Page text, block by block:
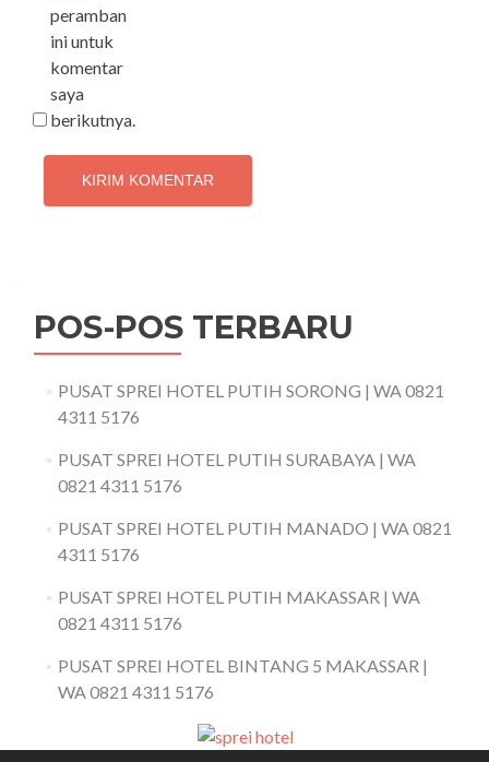
peramban
ini untuk
komentar
saya
berikutnya.
POS-POS TERBARU
PUSAT SPREI HOTEL PUTIH SORONG | WA 0821
4311 5176
PUSAT SPREI HOTEL PUTIH SURABAYA | WA
0821 4311 5176
PUSAT SPREI HOTEL PUTIH MANADO | WA 0821
4311 5176
PUSAT SPREI HOTEL PUTIH MAKASSAR | WA
0821 4311 5176
PUSAT SPREI HOTEL BINTANG 5 MAKASSAR |
WA 0821 4311 5176